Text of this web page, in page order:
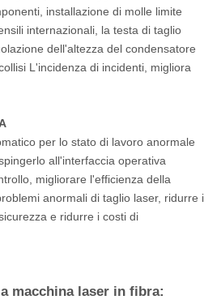
installazione di molle limite
internazionali, la testa di taglio
dell'altezza del condensatore
L'incidenza di incidenti, migliora
per lo stato di lavoro anormale
all'interfaccia operativa
migliorare l'efficienza della
anormali di taglio laser, ridurre i
e ridurre i costi di
macchina laser in fibra: